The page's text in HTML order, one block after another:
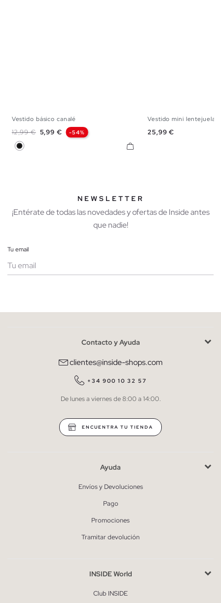
Vestido básico canalé
Precio base
12,99 € Precio
5,99 € -54%
Negro
S
Vestido mini
Precio
25,99 €
NEWSLETTER
¡Entérate de todas las novedades y ofertas de Inside antes
que nadie!
Tu email
He leído y entiendo lapolítica de privacidad
QUIERO SUSCRIBIRME
* Puedes cancelar la suscripción en cualquier momento.
Contacto y Ayuda
clientes@inside-shops.com
+34 900 10 32 57
De lunes a viernes de 8:00 a 14:00.
ENCUENTRA TU TIENDA
Ayuda
Envíos y Devoluciones
Pago
Promociones
Tramitar devolución
INSIDE World
Club INSIDE